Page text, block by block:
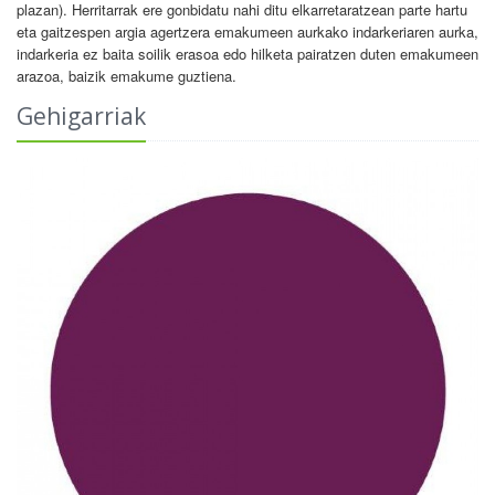
plazan). Herritarrak ere gonbidatu nahi ditu elkarretaratzean parte hartu
eta gaitzespen argia agertzera emakumeen aurkako indarkeriaren aurka,
indarkeria ez baita soilik erasoa edo hilketa pairatzen duten emakumeen
arazoa, baizik emakume guztiena.
Gehigarriak